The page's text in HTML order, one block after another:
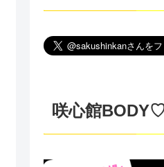
咲心館